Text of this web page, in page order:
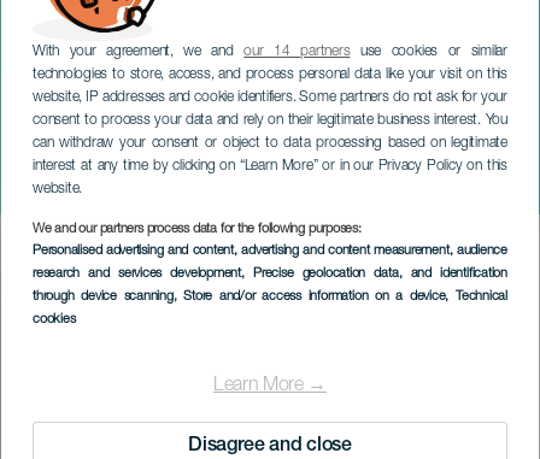
With your agreement, we andour 14 partnersuse cookies or similar
technologies to store, access, and process personal data like your visit on this
website, IP addresses and cookie identifiers. Some partners do not ask for your
consent to process your data and rely on their legitimate business interest. You
can withdraw your consent or object to data processing based on legitimate
interest at any time by clicking on “Learn More” or in our Privacy Policy on this
website.
We and our partners process data for the following purposes:
Personalised advertising and content, advertising and content measurement, audience
research and services development, Precise geolocation data, and identification
through device scanning, Store and/or access information on a device, Technical
cookies
Learn More →
Disagree and close
Tenerife Teide 360
TENERIFE
Imagen
Listado